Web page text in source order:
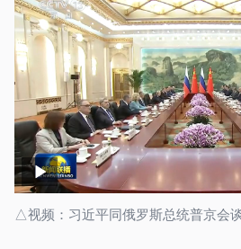
△视频：习近平同俄罗斯总统普京会